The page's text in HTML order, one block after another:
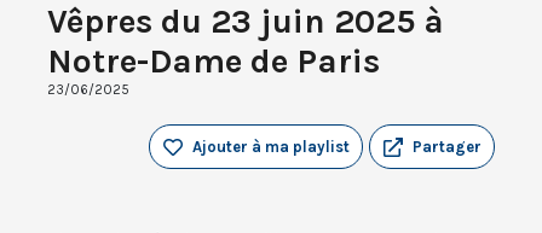
Vêpres du 23 juin 2025 à
Notre-Dame de Paris
23/06/2025
Partager
Ajouter à ma playlist